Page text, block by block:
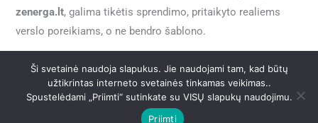
zenerga.lt, galima tikėtis sprendimo, pritaikyto realiems
verslo poreikiams, o ne bendro šablono.
Ankstesnis Įrašas Kitas Įrašas
Ši svetainė naudoja slapukus. Jie naudojami tam, kad būtų
užtikrintas interneto svetainės tinkamas veikimas..
Spustelėdami „Priimti“ sutinkate su VISŲ slapukų naudojimu.
Priimti